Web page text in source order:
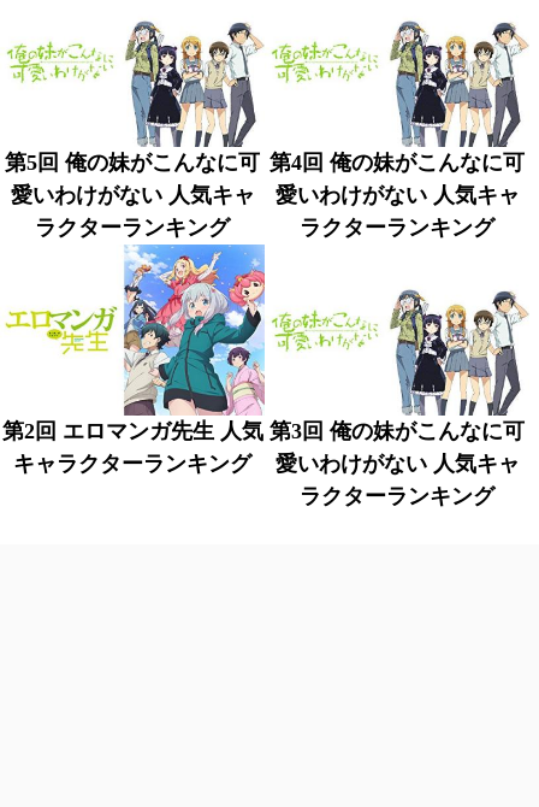
第5回 俺の妹がこんなに可
愛いわけがない 人気キャ
ラクターランキング
第4回 俺の妹がこんなに可
愛いわけがない 人気キャ
ラクターランキング
第2回 エロマンガ先生 人気
キャラクターランキング
第3回 俺の妹がこんなに可
愛いわけがない 人気キャ
ラクターランキング